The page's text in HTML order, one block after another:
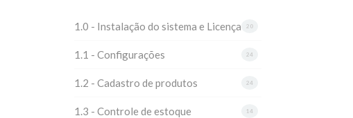
20
1.0 - Instalação do sistema e Licença
24
1.1 - Configurações
24
1.2 - Cadastro de produtos
14
1.3 - Controle de estoque